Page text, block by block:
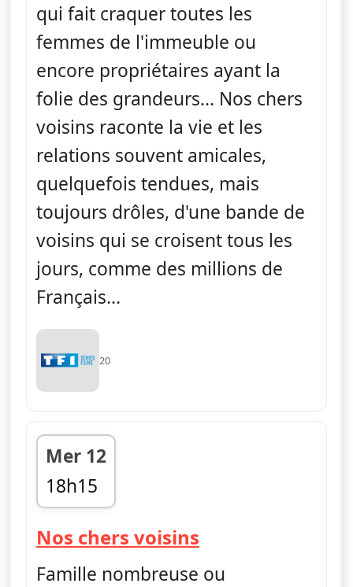
qui fait craquer toutes les
femmes de l'immeuble ou
encore propriétaires ayant la
folie des grandeurs... Nos chers
voisins raconte la vie et les
relations souvent amicales,
quelquefois tendues, mais
toujours drôles, d'une bande de
voisins qui se croisent tous les
jours, comme des millions de
Français...
20
Mer 12
18h15
fin 20h05
Nos chers voisins
Famille nombreuse ou